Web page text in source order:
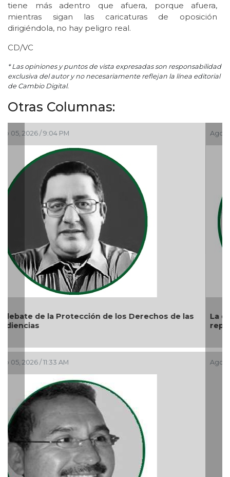
tiene más adentro que afuera, porque afuera,
mientras sigan las caricaturas de oposición
dirigiéndola, no hay peligro real.
CD/VC
* Las opiniones y puntos de vista expresadas son responsabilidad
exclusiva del autor y no necesariamente reflejan la línea editorial
de Cambio Digital.
Otras Columnas:
Ago 05, 2026 / 9:15 AM
La devoción protege la doctrina y nos lleva a no
reprimir el amor a Dios
Ago 04, 2026 / 9:32 AM
Previous